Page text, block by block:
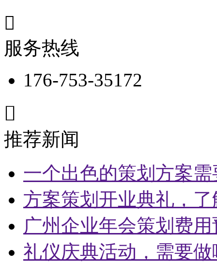

服务热线
176-753-35172

推荐新闻
一个出色的策划方案
方案策划开业典礼，
广州企业年会策划费
礼仪庆典活动，需要